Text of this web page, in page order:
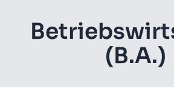
(B.A.)